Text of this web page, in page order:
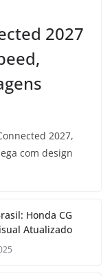
2027
2027,
com design
Honda CG
Atualizado